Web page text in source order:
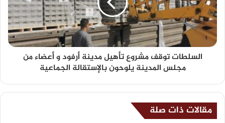
السلطات توقف مشروع تأهيل مدينة أرفود و أعضاء من
مجلس المدينة يلوحون بالإستقالة الجماعية
مقالات ذات صلة